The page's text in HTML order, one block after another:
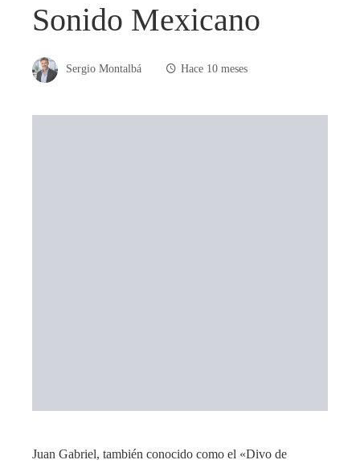
Sonido Mexicano
Sergio Montalbá Hace 10 meses
Juan Gabriel, también conocido como el «Divo de